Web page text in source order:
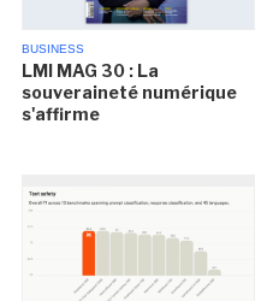
BUSINESS
LMI MAG 30 : La
souveraineté numérique
s'affirme